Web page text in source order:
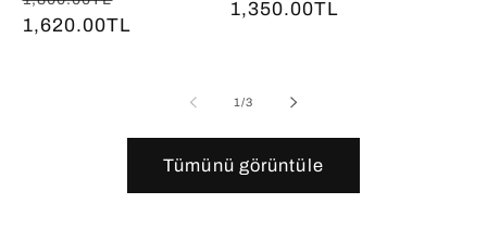
fiyat
fiyat
1,620.00TL
fiyat fiyat
1,350.00TL
1//3
Tümünü görüntüle